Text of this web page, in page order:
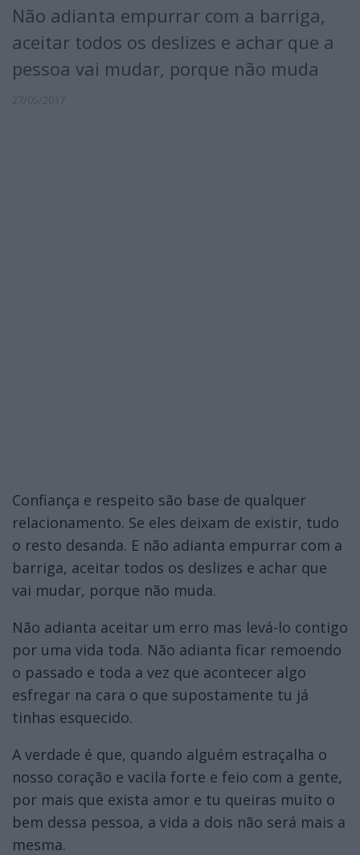
Não adianta empurrar com a barriga,
aceitar todos os deslizes e achar que a
pessoa vai mudar, porque não muda
Confiança e respeito são base de qualquer
relacionamento. Se eles deixam de existir, tudo
o resto desanda. E não adianta empurrar com a
barriga, aceitar todos os deslizes e achar que
vai mudar, porque não muda.
Não adianta aceitar um erro mas levá-lo contigo
por uma vida toda. Não adianta ficar remoendo
o passado e toda a vez que acontecer algo
esfregar na cara o que supostamente tu já
tinhas esquecido.
A verdade é que, quando alguém estraçalha o
nosso coração e vacila forte e feio com a gente,
por mais que exista amor e tu queiras muito o
bem dessa pessoa, a vida a dois não será mais a
mesma.